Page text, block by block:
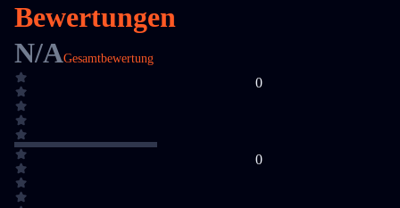
Bewertungen
N/AGesamtbewertung
0
0